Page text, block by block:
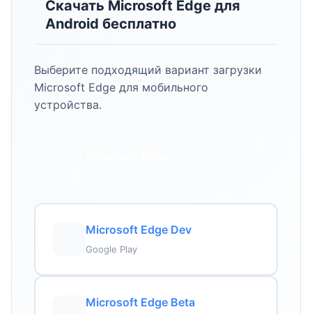
Скачать Microsoft Edge для
Android бесплатно
Выберите подходящий вариант загрузки
Microsoft Edge для мобильного
устройства.
Microsoft Edge Dev
Google Play
Microsoft Edge Beta